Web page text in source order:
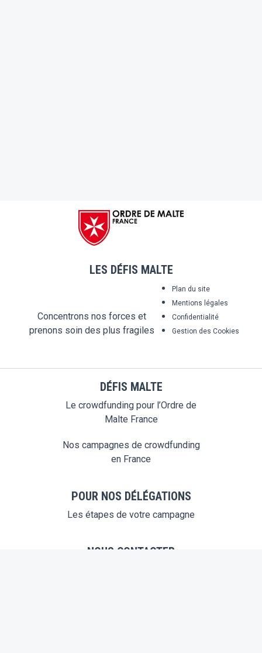
LES DÉFIS MALTE
Concentrons nos forces et
prenons soin des plus fragiles
Plan du site
Mentions légales
Confidentialité
Gestion des Cookies
DÉFIS MALTE
Le crowdfunding pour l’Ordre de
Malte France
Nos campagnes de crowdfunding
en France
POUR NOS DÉLÉGATIONS
Les étapes de votre campagne
NOUS CONTACTER